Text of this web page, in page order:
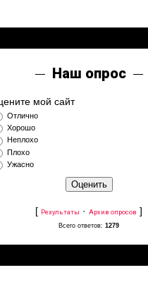
Наш опрос
мой сайт
Отлично
Хорошо
Неплохо
Плохо
Ужасно
[ Результаты · Архив опросов ]
Всего ответов: 1279